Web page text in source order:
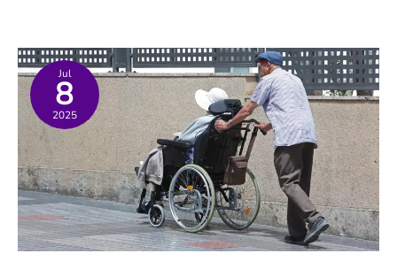
que
no
se
pueden
permitir
unas
vacaciones
Jul
8
2025